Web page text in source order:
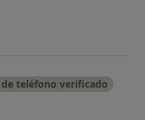
teléfono verificado